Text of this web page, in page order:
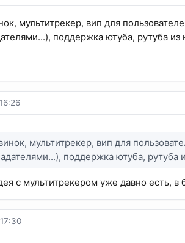
мультитрекер, вип для
поддержка ютуба, рутуба
мультитрекер, вип для
поддержка ютуба,
с мультитрекером уже давно есть,